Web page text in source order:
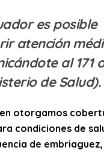
es posible
atención
al 171
de Salud).
otorgamos
condiciones de
de